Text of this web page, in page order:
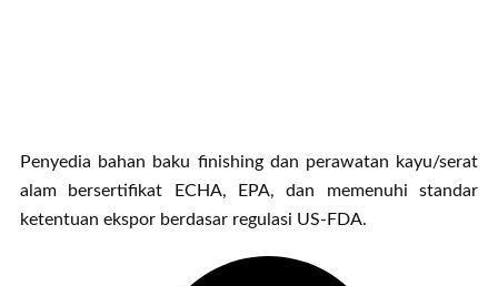
Penyedia bahan baku finishing dan perawatan kayu/serat
alam bersertifikat ECHA, EPA, dan memenuhi standar
ketentuan ekspor berdasar regulasi US-FDA.